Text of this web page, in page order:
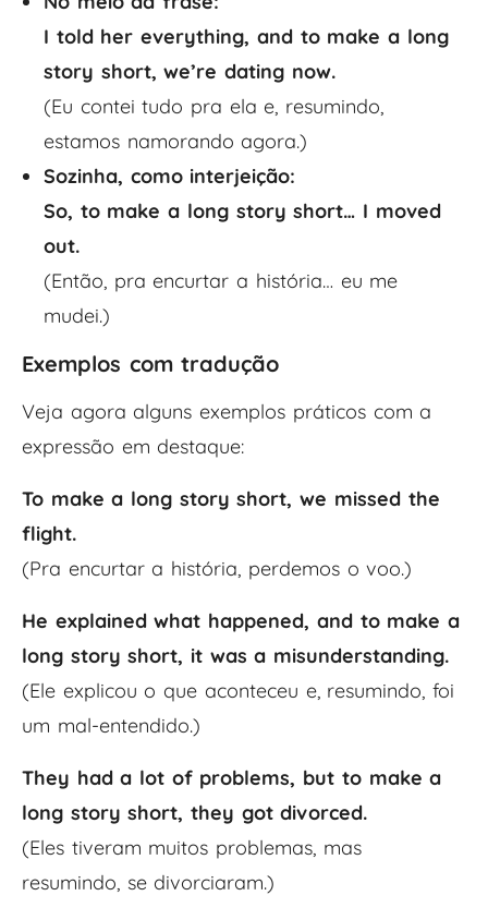
I told her everything, and to make a long
story short, we’re dating now.
(Eu contei tudo pra ela e, resumindo,
estamos namorando agora.)
Sozinha, como interjeição:
So, to make a long story short… I moved
out.
(Então, pra encurtar a história… eu me
mudei.)
Exemplos com tradução
Veja agora alguns exemplos práticos com a
expressão em destaque:
To make a long story short, we missed the
flight.
(Pra encurtar a história, perdemos o voo.)
He explained what happened, and to make a
long story short, it was a misunderstanding.
(Ele explicou o que aconteceu e, resumindo, foi
um mal-entendido.)
They had a lot of problems, but to make a
long story short, they got divorced.
(Eles tiveram muitos problemas, mas
resumindo, se divorciaram.)